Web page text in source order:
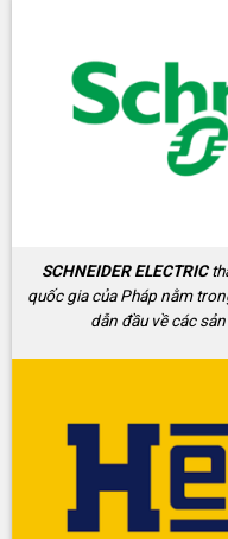
SCHNEIDER ELECTRIC
quốc gia của Pháp nằm
dẫn đầu về các